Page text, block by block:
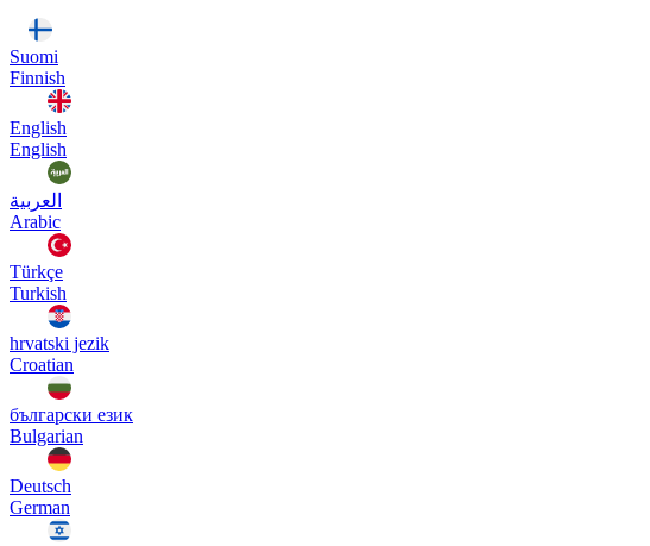
Suomi
Finnish
English
English
العربية
Arabic
Türkçe
Turkish
hrvatski jezik
Croatian
български език
Bulgarian
Deutsch
German